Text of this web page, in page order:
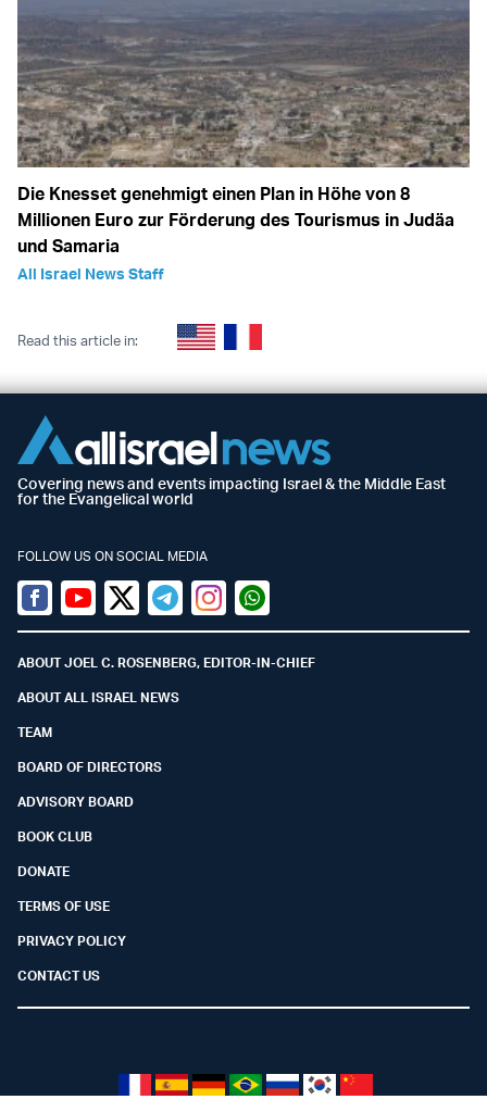
Die Knesset genehmigt einen Plan in Höhe von 8
Millionen Euro zur Förderung des Tourismus in Judäa
und Samaria
All Israel News Staff
Read this article in:
Covering news and events impacting Israel & the Middle East
for the Evangelical world
FOLLOW US ON SOCIAL MEDIA
Facebook
YoutubeTwitter (X)
TelegramInstagramWhatsapp
ABOUT JOEL C. ROSENBERG, EDITOR-IN-CHIEF
ABOUT ALL ISRAEL NEWS
TEAM
BOARD OF DIRECTORS
ADVISORY BOARD
BOOK CLUB
DONATE
TERMS OF USE
PRIVACY POLICY
CONTACT US